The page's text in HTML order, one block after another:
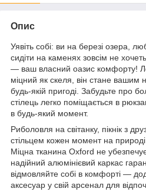
Опис
Уявіть собі: ви на березі озера,
сидіти на каменях зовсім не
— ваш власний оазис комфорту!
міцний як скеля, він стане вашим
будь-якій пригоді. Забудьте про
стілець легко поміщається в
в будь-який момент.
Риболовля на світанку, пікнік з
стільцем кожен момент на
Міцна тканина Oxford не
надійний алюмінієвий каркас
відмовляйте собі в комфорті —
аксесуар у свій арсенал для